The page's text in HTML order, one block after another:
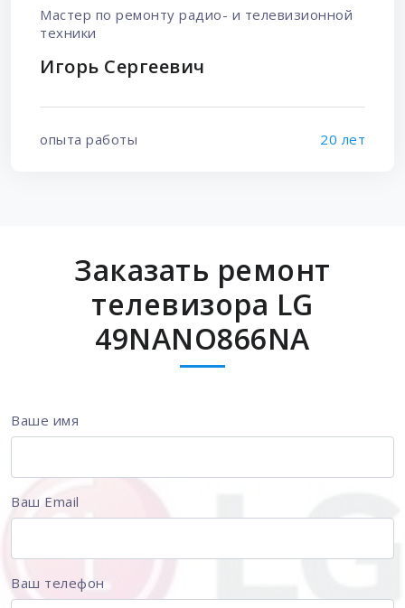
Мастер по ремонту радио- и телевизионной
техники
Игорь Сергеевич
опыта работы 20 лет
Заказать ремонт
телевизора LG
49NANO866NA
Ваше имя
Ваш Email
Ваш телефон